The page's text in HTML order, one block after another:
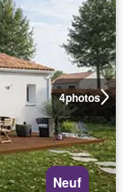
4photos
Neuf